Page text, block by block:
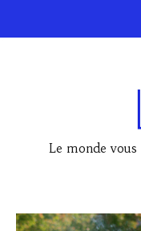
Le monde vous